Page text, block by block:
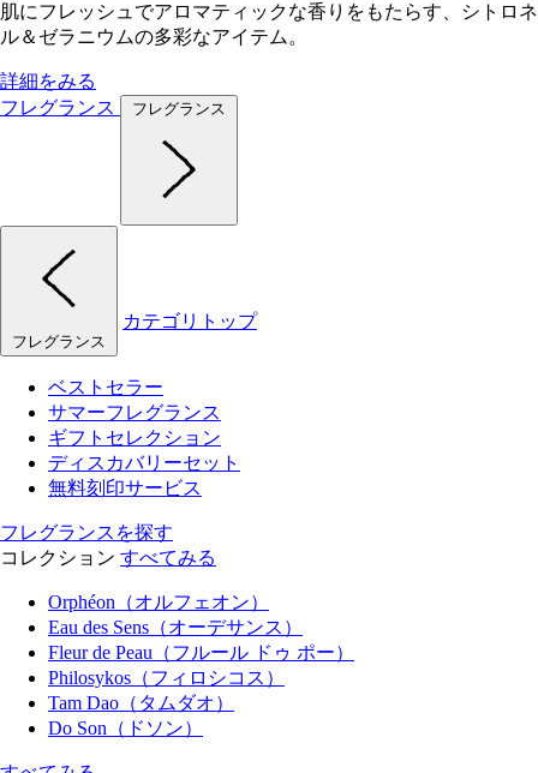
肌にフレッシュでアロマティックな香りをもたらす、シトロネ
ル＆ゼラニウムの多彩なアイテム。
詳細をみる
フレグランス
フレグランス
フレグランス
カテゴリトップ
ベストセラー
サマーフレグランス
ギフトセレクション
ディスカバリーセット
無料刻印サービス
フレグランスを探す
コレクション すべてみる
Orphéon（オルフェオン）
Eau des Sens（オーデサンス）
Fleur de Peau（フルール ドゥ ポー）
Philosykos（フィロシコス）
Tam Dao（タムダオ）
Do Son（ドソン）